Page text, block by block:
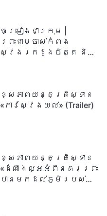
មានជីវិតអស់កល្ប
ជានិច្ច» មានន័យដូច
ម្តេចពិតប្រាកដ?
ចម្រៀងជាក្រុម |
ព្រះជាម្ចាស់កំពុង
ស្វែងរកដួងចិត្ត និង
ខ្សែភាពយន្តគ្រីស្ទាន
«ការស្វែងយល់» (Trailer)
ខ្សែភាពយន្តគ្រីស្ទាន
«ដំណឹងល្អអំពីនគរព្រះ
បានមកដល់​ភូមិរបស់